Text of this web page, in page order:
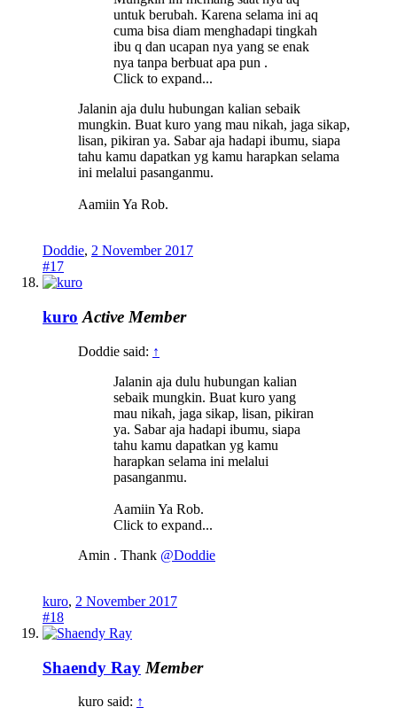
untuk berubah. Karena selama ini aq
cuma bisa diam menghadapi tingkah
ibu q dan ucapan nya yang se enak
nya tanpa berbuat apa pun .
Click to expand...
Jalanin aja dulu hubungan kalian sebaik
mungkin. Buat kuro yang mau nikah, jaga sikap,
lisan, pikiran ya. Sabar aja hadapi ibumu, siapa
tahu kamu dapatkan yg kamu harapkan selama
ini melalui pasanganmu.
Aamiin Ya Rob.
Doddie, 2 November 2017
#17
kuro Active Member
Doddie said: ↑
Jalanin aja dulu hubungan kalian
sebaik mungkin. Buat kuro yang
mau nikah, jaga sikap, lisan, pikiran
ya. Sabar aja hadapi ibumu, siapa
tahu kamu dapatkan yg kamu
harapkan selama ini melalui
pasanganmu.
Aamiin Ya Rob.
Click to expand...
Amin . Thank @Doddie
kuro, 2 November 2017
#18
Shaendy Ray Member
kuro said: ↑